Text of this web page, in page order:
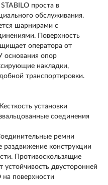
проста в
обслуживания.
шарнирами с
Поверхность
оператора от
основания опор
накладки,
транспортировки.
установки
соединения
ремни
раздвижение конструкции
Противоскользящие
устойчивость двусторонней
на поверхности